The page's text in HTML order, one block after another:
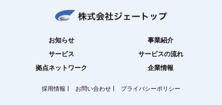
お知らせ
事業紹介
サービス
サービスの流れ
拠点ネットワーク
企業情報
採用情報 お問い合わせ プライバシーポリシー